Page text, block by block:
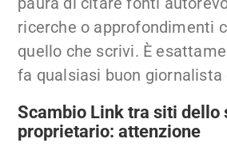
ricerche o approfondimenti
quello che scrivi. È
fa qualsiasi buon giornalista
Scambio Link tra siti dello
proprietario: attenzione